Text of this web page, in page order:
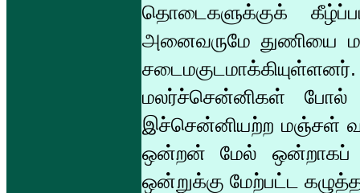
தொடைகளுக்குக்
அனைவருமே துணியை
மலர்ச்சென்னிகள் போல்
இச்சென்னியற்ற மஞ்சள்
ஒன்றன் மேல் ஒன்றாகப்
ஒன்றுக்கு மேற்பட்ட